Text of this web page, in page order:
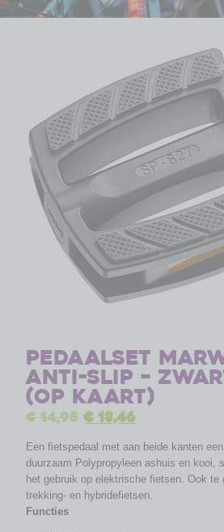
Pedaalset
anti-slip –
(op kaart)
€14,95 €13,46
Een fietspedaal met aan beide kanten
duurzaam Polypropyleen ashuis en kooi,
het gebruik op elektrische fietsen. Ook te
trekking- en hybridefietsen.
Functies